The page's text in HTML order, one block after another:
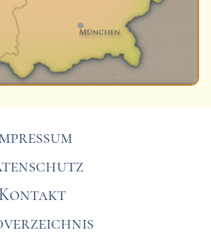
Kontakt